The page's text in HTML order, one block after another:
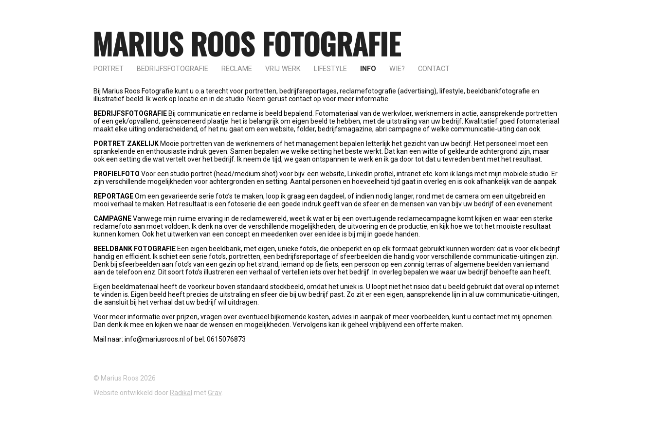
MARIUS ROOS FOTOGRAFIE
PORTRET BEDRIJFSFOTOGRAFIE RECLAME VRIJ WERK LIFESTYLE INFO WIE? CONTACT
Bij Marius Roos Fotografie kunt u o.a terecht voor portretten, bedrijfsreportages, reclamefotografie (advertising), lifestyle, beeldbankfotografie en
illustratief beeld. Ik werk op locatie en in de studio. Neem gerust contact op voor meer informatie.
BEDRIJFSFOTOGRAFIEBij communicatie en reclame is beeld bepalend. Fotomateriaal van de werkvloer, werknemers in actie, aansprekende portretten
of een gek/opvallend, geënsceneerd plaatje: het is belangrijk om eigen beeld te hebben, met de uitstraling van uw bedrijf. Kwalitatief goed fotomateriaal
maakt elke uiting onderscheidend, of het nu gaat om een website, folder, bedrijfsmagazine, abri campagne of welke communicatie-uiting dan ook.
PORTRET ZAKELIJKMooie portretten van de werknemers of het management bepalen letterlijk het gezicht van uw bedrijf. Het personeel moet een
sprankelende en enthousiaste indruk geven. Samen bepalen we welke setting het beste werkt. Dat kan een witte of gekleurde achtergrond zijn, maar
ook een setting die wat vertelt over het bedrijf. Ik neem de tijd, we gaan ontspannen te werk en ik ga door tot dat u tevreden bent met het resultaat.
PROFIELFOTO Voor een studio portret (head/medium shot) voor bijv. een website, LinkedIn profiel, intranet etc. kom ik langs met mijn mobiele studio. Er
zijn verschillende mogelijkheden voor achtergronden en setting. Aantal personen en hoeveelheid tijd gaat in overleg en is ook afhankelijk van de aanpak.
REPORTAGEOm een gevarieerde serie foto’s te maken, loop ik graag een dagdeel, of indien nodig langer, rond met de camera om een uitgebreid en
mooi verhaal te maken. Het resultaat is een fotoserie die een goede indruk geeft van de sfeer en de mensen van van bijv uw bedrijf of een evenement.
CAMPAGNEVanwege mijn ruime ervaring in de reclamewereld, weet ik wat er bij een overtuigende reclamecampagne komt kijken en waar een sterke
reclamefoto aan moet voldoen. Ik denk na over de verschillende mogelijkheden, de uitvoering en de productie, en kijk hoe we tot het mooiste resultaat
kunnen komen. Ook het uitwerken van een concept en meedenken over een idee is bij mij in goede handen.
BEELDBANK FOTOGRAFIEEen eigen beeldbank, met eigen, unieke foto’s, die onbeperkt en op elk formaat gebruikt kunnen worden: dat is voor elk bedrijf
handig en efficiënt. Ik schiet een serie foto’s, portretten, een bedrijfsreportage of sfeerbeelden die handig voor verschillende communicatie-uitingen zijn.
Denk bij sfeerbeelden aan foto’s van een gezin op het strand, iemand op de fiets, een persoon op een zonnig terras of algemene beelden van iemand
aan de telefoon enz. Dit soort foto’s illustreren een verhaal of vertellen iets over het bedrijf. In overleg bepalen we waar uw bedrijf behoefte aan heeft.
Eigen beeldmateriaal heeft de voorkeur boven standaard stockbeeld, omdat het uniek is. U loopt niet het risico dat u beeld gebruikt dat overal op internet
te vinden is. Eigen beeld heeft precies de uitstraling en sfeer die bij uw bedrijf past. Zo zit er een eigen, aansprekende lijn in al uw communicatie-uitingen,
die aansluit bij het verhaal dat uw bedrijf wil uitdragen.
Voor meer informatie over prijzen, vragen over eventueel bijkomende kosten, advies in aanpak of meer voorbeelden, kunt u contact met mij opnemen.
Dan denk ik mee en kijken we naar de wensen en mogelijkheden. Vervolgens kan ik geheel vrijblijvend een offerte maken.
Mail naar: info@mariusroos.nl of bel: 0615076873
© Marius Roos 2026
Website ontwikkeld door Radikal met Grav.